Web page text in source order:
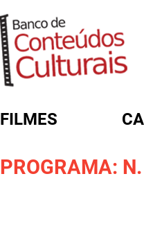
FILMES
PROGRAMA: